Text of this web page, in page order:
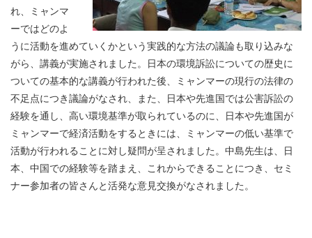
れ、ミャンマ
ーではどのよ
うに活動を進めていくかという実践的な方法の議論も取り込みな
がら、講義が実施されました。日本の環境訴訟についての歴史に
ついての基本的な講義が行われた後、ミャンマーの現行の法律の
不足点につき議論がなされ、また、日本や先進国では公害訴訟の
経験を通し、高い環境基準が取られているのに、日本や先進国が
ミャンマーで経済活動をするときには、ミャンマーの低い基準で
活動が行われることに対し疑問が呈されました。中島先生は、日
本、中国での経験等を踏まえ、これからできることにつき、セミ
ナー参加者の皆さんと活発な意見交換がなされました。